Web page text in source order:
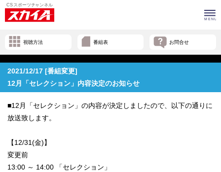
視聴方法 番組表 お問合せ
2021/12/17 [番組変更]
12月「セレクション」内容決定のお知らせ
■12月「セレクション」の内容が決定しましたので、以下の通りに
放送致します。
【12/31(金)】
変更前
13:00 ～ 14:00 「セレクション」